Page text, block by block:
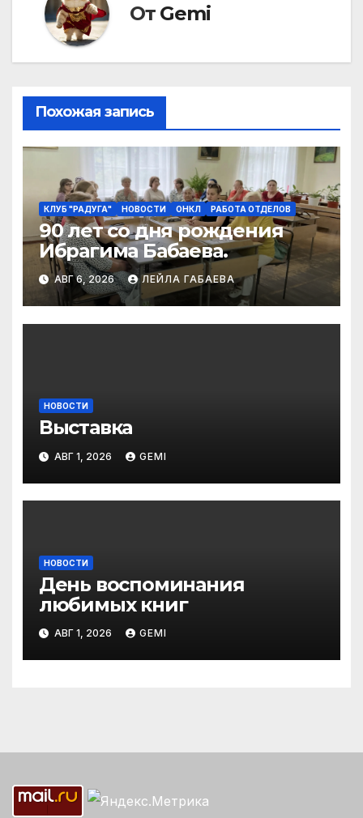
От Gemi
Похожая запись
КЛУБ "РАДУГА" НОВОСТИ ОНКЛ РАБОТА ОТДЕЛОВ
90 лет со дня рождения
Ибрагима Бабаева.
АВГ 6, 2026 ЛЕЙЛА ГАБАЕВА
НОВОСТИ
Выставка
АВГ 1, 2026 GEMI
НОВОСТИ
День воспоминания
любимых книг
АВГ 1, 2026 GEMI